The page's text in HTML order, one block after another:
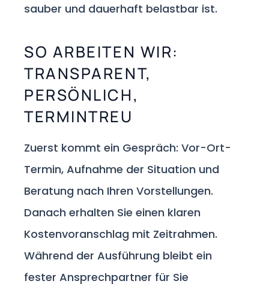
sauber und dauerhaft belastbar ist.
SO ARBEITEN WIR:
TRANSPARENT,
PERSÖNLICH,
TERMINTREU
Zuerst kommt ein Gespräch: Vor-Ort-
Termin, Aufnahme der Situation und
Beratung nach Ihren Vorstellungen.
Danach erhalten Sie einen klaren
Kostenvoranschlag mit Zeitrahmen.
Während der Ausführung bleibt ein
fester Ansprechpartner für Sie